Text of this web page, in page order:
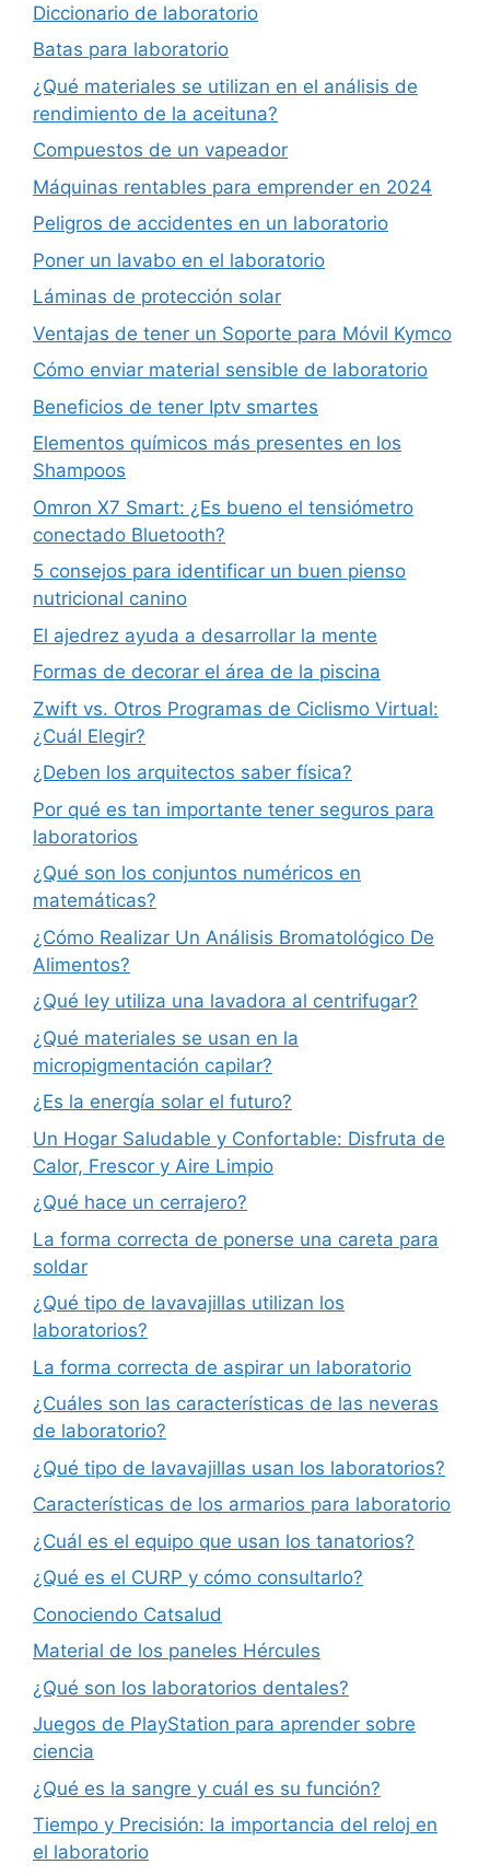
Diccionario de laboratorio
Batas para laboratorio
¿Qué materiales se utilizan en el análisis de
rendimiento de la aceituna?
Compuestos de un vapeador
Máquinas rentables para emprender en 2024
Peligros de accidentes en un laboratorio
Poner un lavabo en el laboratorio
Láminas de protección solar
Ventajas de tener un Soporte para Móvil Kymco
Cómo enviar material sensible de laboratorio
Beneficios de tener Iptv smartes
Elementos químicos más presentes en los
Shampoos
Omron X7 Smart: ¿Es bueno el tensiómetro
conectado Bluetooth?
5 consejos para identificar un buen pienso
nutricional canino
El ajedrez ayuda a desarrollar la mente
Formas de decorar el área de la piscina
Zwift vs. Otros Programas de Ciclismo Virtual:
¿Cuál Elegir?
¿Deben los arquitectos saber física?
Por qué es tan importante tener seguros para
laboratorios
¿Qué son los conjuntos numéricos en
matemáticas?
¿Cómo Realizar Un Análisis Bromatológico De
Alimentos?
¿Qué ley utiliza una lavadora al centrifugar?
¿Qué materiales se usan en la
micropigmentación capilar?
¿Es la energía solar el futuro?
Un Hogar Saludable y Confortable: Disfruta de
Calor, Frescor y Aire Limpio
¿Qué hace un cerrajero?
La forma correcta de ponerse una careta para
soldar
¿Qué tipo de lavavajillas utilizan los
laboratorios?
La forma correcta de aspirar un laboratorio
¿Cuáles son las características de las neveras
de laboratorio?
¿Qué tipo de lavavajillas usan los laboratorios?
Características de los armarios para laboratorio
¿Cuál es el equipo que usan los tanatorios?
¿Qué es el CURP y cómo consultarlo?
Conociendo Catsalud
Material de los paneles Hércules
¿Qué son los laboratorios dentales?
Juegos de PlayStation para aprender sobre
ciencia
¿Qué es la sangre y cuál es su función?
Tiempo y Precisión: la importancia del reloj en
el laboratorio